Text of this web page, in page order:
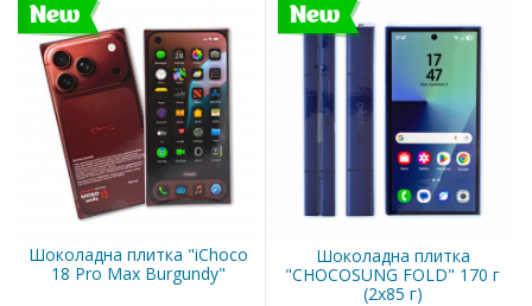
New
Шоколадна плитка "iChoco
18 Pro Max Burgundy"
New
Шоколадна плитка
"CHOCOSUNG FOLD" 170 г
(2х85 г)